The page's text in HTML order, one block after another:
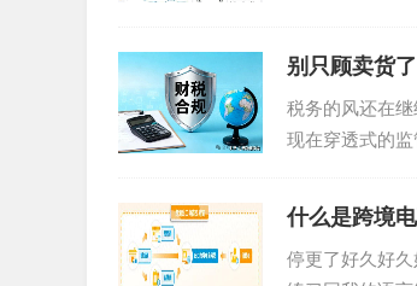
别只顾卖货
税务的风还在继
现在穿透式的
什么是跨境
停更了好久好